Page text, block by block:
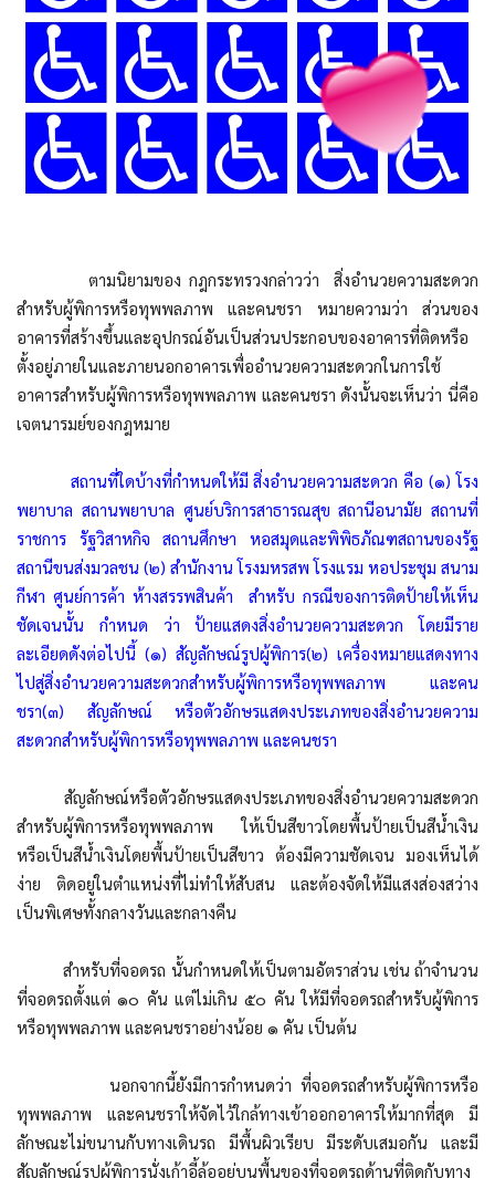
ตามนิยามของ กฎกระทรวงกล่าวว่า สิ่งอำนวยความสะดวก
สำหรับผู้พิการหรือทุพพลภาพ และคนชรา หมายความว่า ส่วนของ
อาคารที่สร้างขึ้นและอุปกรณ์อันเป็นส่วนประกอบของอาคารที่ติดหรือ
ตั้งอยู่ภายในและภายนอกอาคารเพื่ออำนวยความสะดวกในการใช้
อาคารสำหรับผู้พิการหรือทุพพลภาพ และคนชรา ดังนั้นจะเห็นว่า นี่คือ
เจตนารมย์ของกฎหมาย
สถานที่ใดบ้างที่กำหนดให้มี สิ่งอำนวยความสะดวก คือ (๑) โรง
พยาบาล สถานพยาบาล ศูนย์บริการสาธารณสุข สถานีอนามัย สถานที่
ราชการ รัฐวิสาหกิจ สถานศึกษา หอสมุดและพิพิธภัณฑสถานของรัฐ
สถานีขนส่งมวลชน (๒) สำนักงาน โรงมหรสพ โรงแรม หอประชุม สนาม
กีฬา ศูนย์การค้า ห้างสรรพสินค้า สำหรับ กรณีของการติดป้ายให้เห็น
ชัดเจนนั้น กำหนด ว่า ป้ายแสดงสิ่งอำนวยความสะดวก โดยมีราย
ละเอียดดังต่อไปนี้ (๑) สัญลักษณ์รูปผู้พิการ(๒) เครื่องหมายแสดงทาง
ไปสู่สิ่งอำนวยความสะดวกสำหรับผู้พิการหรือทุพพลภาพ และคน
ชรา(๓) สัญลักษณ์ หรือตัวอักษรแสดงประเภทของสิ่งอำนวยความ
สะดวกสำหรับผู้พิการหรือทุพพลภาพ และคนชรา
สัญลักษณ์หรือตัวอักษรแสดงประเภทของสิ่งอำนวยความสะดวก
สำหรับผู้พิการหรือทุพพลภาพ ให้เป็นสีขาวโดยพื้นป้ายเป็นสีน้ำเงิน
หรือเป็นสีน้ำเงินโดยพื้นป้ายเป็นสีขาว ต้องมีความชัดเจน มองเห็นได้
ง่าย ติดอยู่ในตำแหน่งที่ไม่ทำให้สับสน และต้องจัดให้มีแสงส่องสว่าง
เป็นพิเศษทั้งกลางวันและกลางคืน
สำหรับที่จอดรถ นั้นกำหนดให้เป็นตามอัตราส่วน เช่น ถ้าจำนวน
ที่จอดรถตั้งแต่ ๑๐ คัน แต่ไม่เกิน ๕๐ คัน ให้มีที่จอดรถสำหรับผู้พิการ
หรือทุพพลภาพ และคนชราอย่างน้อย ๑ คัน เป็นต้น
นอกจากนี้ยังมีการกำหนดว่า ที่จอดรถสำหรับผู้พิการหรือ
ทุพพลภาพ และคนชราให้จัดไว้ใกล้ทางเข้าออกอาคารให้มากที่สุด มี
ลักษณะไม่ขนานกับทางเดินรถ มีพื้นผิวเรียบ มีระดับเสมอกัน และมี
สัญลักษณ์รูปผู้พิการนั่งเก้าอี้ล้ออยู่บนพื้นของที่จอดรถด้านที่ติดกับทาง